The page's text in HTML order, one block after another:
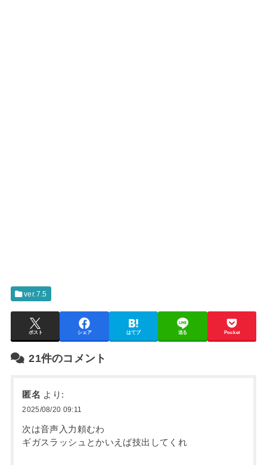
ver.7.5
ポスト シェア はてブ 送る Pocket
21件のコメント
匿名 より:
2025/08/20 09:11
次は音声入力頼むわ
ギガスラッシュとかいえば技出してくれ